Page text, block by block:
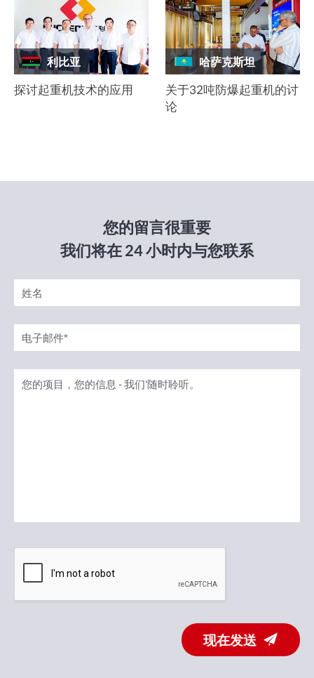
利比亚
探讨起重机技术的应用
哈萨克斯坦
关于32吨防爆起重机的讨
论
您的留言很重要
我们将在 24 小时内与您联系
现在发送